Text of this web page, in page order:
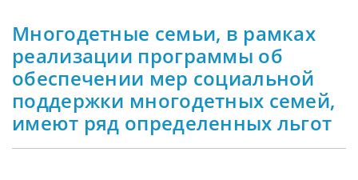
Многодетные семьи, в рамках
реализации программы об
обеспечении мер социальной
поддержки многодетных семей,
имеют ряд определенных льгот